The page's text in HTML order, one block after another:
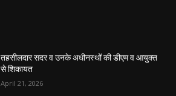
तहसीलदार सदर व उनके अधीनस्थों की डीएम व आयुक्त
से शिकायत
April 21, 2026